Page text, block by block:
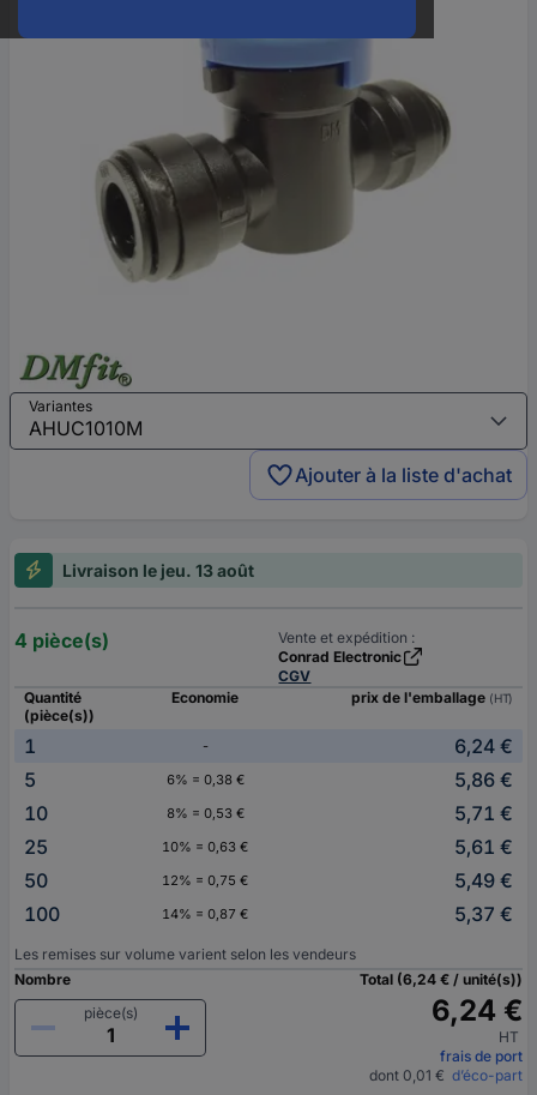
Variantes
Ajouter à la liste d'achat
Livraison le jeu. 13 août
4 pièce(s)
Vente et expédition :
Conrad Electronic
CGV
Quantité
(pièce(s))
Economie prix de l'emballage (HT)
1 -
6,24 €
5
6% = 0,38 €
5,86 €
10
8% = 0,53 €
5,71 €
25
10% = 0,63 €
5,61 €
50
12% = 0,75 €
5,49 €
100
14% = 0,87 € 5,37 €
Les remises sur volume varient selon les vendeurs
Nombre
pièce(s)
Total (6,24 € / unité(s))
6,24 €
HT
frais de port
dont 0,01 € d’éco-part